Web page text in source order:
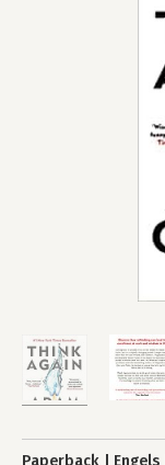
Paperback Engels